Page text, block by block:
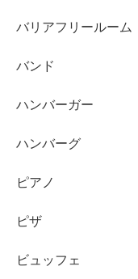
バリアフリールーム
バンド
ハンバーガー
ハンバーグ
ピアノ
ピザ
ビュッフェ